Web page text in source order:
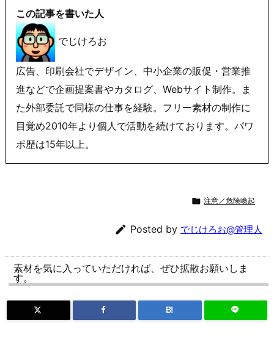
この記事を書いた人
でじけろお
広告、印刷会社でデザイン、中小企業の販促・営業推
進などで企画提案書やカタログ、Webサイト制作。ま
た外部委託で同様の仕事を経験。フリー素材の制作に
目覚め2010年より個人で活動を続けております。パワ
ポ歴は15年以上。
 注意／危険喚起
 Posted by でじけろお@管理人
素材を気に入っていただければ、ぜひ拡散お願いしま
す。
B!